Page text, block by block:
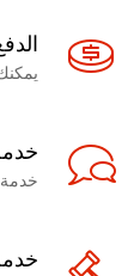
يمكنك
خدمة